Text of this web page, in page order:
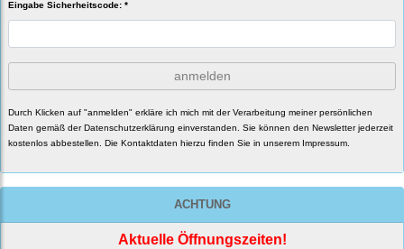
Eingabe Sicherheitscode: *
anmelden
Durch Klicken auf "anmelden" erkläre ich mich mit der Verarbeitung meiner persönlichen
Daten gemäß der Datenschutzerklärung einverstanden. Sie können den Newsletter jederzeit
kostenlos abbestellen. Die Kontaktdaten hierzu finden Sie in unserem Impressum.
ACHTUNG
Aktuelle Öffnungszeiten!